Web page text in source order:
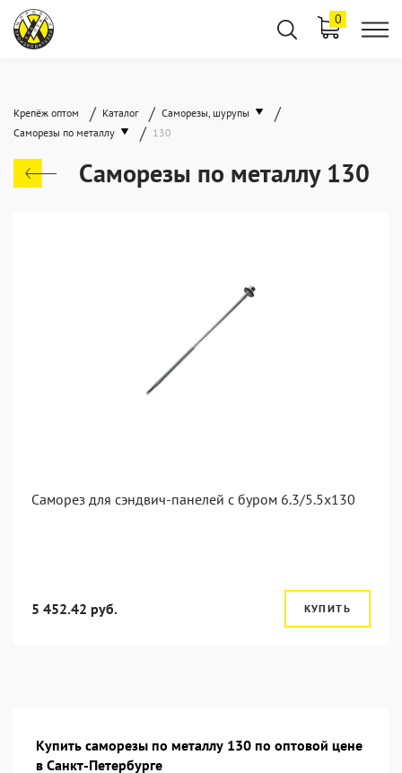
0
Крепёж оптом / Каталог / Саморезы, шурупы /
Саморезы по металлу / 130
Саморезы по металлу 130
Саморез для сэндвич-панелей с буром 6.3/5.5x130
5 452.42 руб. КУПИТЬ
Купить саморезы по металлу 130 по оптовой цене
в Санкт-Петербурге